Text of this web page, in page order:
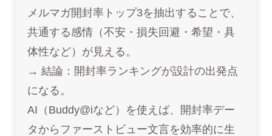
メルマガ開封率トップ3を抽出することで、
共通する感情（不安・損失回避・希望・具
体性など）が見える。
→ 結論：開封率ランキングが設計の出発点
になる。
AI（Buddy@iなど）を使えば、開封率デー
タからファーストビュー文言を効率的に生